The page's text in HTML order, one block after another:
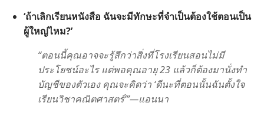
‘ถ้า​เลิก​เรียน​หนังสือ ฉัน​จะ​มี​ทักษะ​ที่​จำเป็น​ต้อง​ใช้​ตอน​เป็น​
ผู้​ใหญ่​ไหม?’
“ตอน​นี้​คุณ​อาจ​จะ​รู้สึก​ว่า​สิ่ง​ที่​โรง​เรียน​สอน​ไม่​มี​
ประโยชน์​อะไร แต่​พอ​คุณ​อายุ 23 แล้ว​ก็​ต้อง​มา​นั่ง​ทำ​
บัญชี​ของ​ตัว​เอง คุณ​จะ​คิด​ว่า ‘ดี​นะ​ที่​ตอน​นั้น​ฉัน​ตั้งใจ​
เรียน​วิชา​คณิตศาสตร์’”—แอนนา